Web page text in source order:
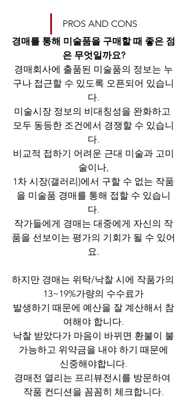
PROS AND CONS
경매를 통해 미술품을 구매할 때 좋은 점
은 무엇일까요?
경매회사에 출품된 미술품의 정보는 누
구나 접근할 수 있도록 오픈되어 있습니
다.
미술시장 정보의 비대칭성을 완화하고
모두 동등한 조건에서 경쟁할 수 있습니
다.
비교적 접하기 어려운 근대 미술과 고미
술이나,
1차 시장(갤러리)에서 구할 수 없는 작품
을 미술품 경매를 통해 접할 수 있습니
다.
작가들에게 경매는 대중에게 자신의 작
품을 선보이는 평가의 기회가 될 수 있어
요.
하지만 경매는 위탁/낙찰 시에 작품가의
13~19%가량의 수수료가
발생하기 때문에 예산을 잘 계산해서 참
여해야 합니다.
낙찰 받았다가 마음이 바뀌면 환불이 불
가능하고 위약금을 내야 하기 때문에
신중해야합니다.
경매전 열리는 프리뷰전시를 방문하여
작품 컨디션을 꼼꼼히 체크합니다.